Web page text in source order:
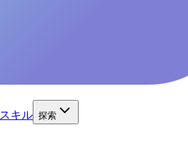
スキル 探索